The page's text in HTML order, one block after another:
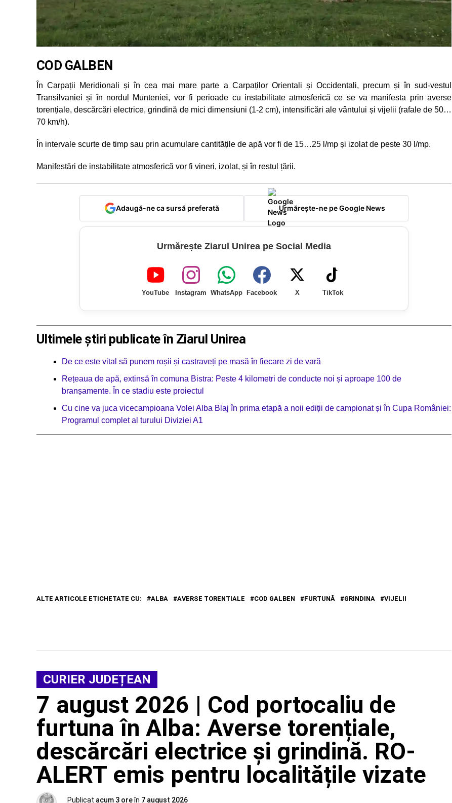
COD GALBEN
În Carpații Meridionali și în cea mai mare parte a Carpaților Orientali și Occidentali, precum și în sud-vestul
Transilvaniei și în nordul Munteniei, vor fi perioade cu instabilitate atmosferică ce se va manifesta prin averse
torențiale, descărcări electrice, grindină de mici dimensiuni (1-2 cm), intensificări ale vântului și vijelii (rafale de 50…
70 km/h).
În intervale scurte de timp sau prin acumulare cantitățile de apă vor fi de 15…25 l/mp și izolat de peste 30 l/mp.
Manifestări de instabilitate atmosferică vor fi vineri, izolat, și în restul țării.
Adaugă-ne ca sursă preferată Urmărește-ne pe Google News
Urmărește Ziarul Unirea pe Social Media
YouTube Instagram WhatsApp Facebook X TikTok
Ultimele știri publicate în Ziarul Unirea
De ce este vital să punem roșii și castraveți pe masă în fiecare zi de vară
Rețeaua de apă, extinsă în comuna Bistra: Peste 4 kilometri de conducte noi și aproape 100 de
branșamente. În ce stadiu este proiectul
Cu cine va juca vicecampioana Volei Alba Blaj în prima etapă a noii ediții de campionat și în Cupa României:
Programul complet al turului Diviziei A1
ALTE ARTICOLE ETICHETATE CU: ALBA AVERSE TORENTIALE COD GALBEN FURTUNĂ GRINDINA VIJELII
CURIER JUDEȚEAN
7 august 2026 | Cod portocaliu de
furtuna în Alba: Averse torențiale,
descărcări electrice și grindină. RO-
ALERT emis pentru localitățile vizate
Publicat acum 3 oreîn 7 august 2026